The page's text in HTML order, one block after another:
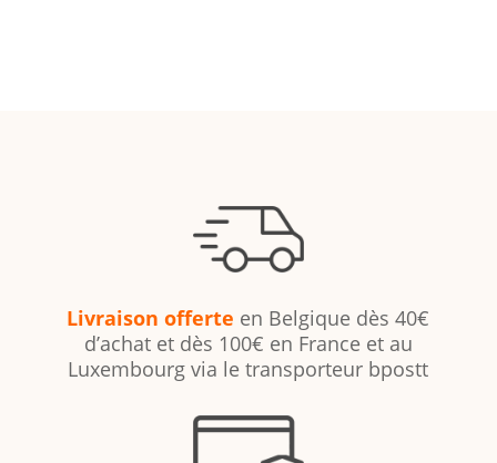
Livraison offerte en Belgique dès 40€
d’achat et dès 100€ en France et au
Luxembourg via le transporteur bpostt